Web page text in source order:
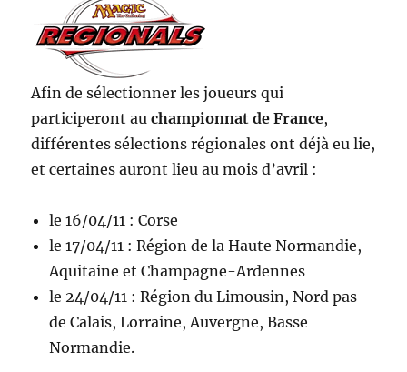
Afin de sélectionner les joueurs qui
participeront auchampionnat de France,
différentes sélections régionales ont déjà eu lie,
et certaines auront lieu au mois d’avril :
le 16/04/11 : Corse
le 17/04/11 : Région de la Haute Normandie,
Aquitaine et Champagne-Ardennes
le 24/04/11 : Région du Limousin, Nord pas
de Calais, Lorraine, Auvergne, Basse
Normandie.